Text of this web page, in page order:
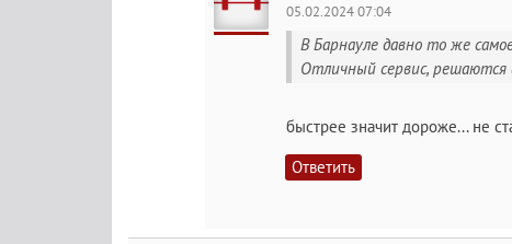
05.02.2024 07:04
В Барнауле давно то же
Отличный сервис, решаются
быстрее значит дороже... не
Ответить